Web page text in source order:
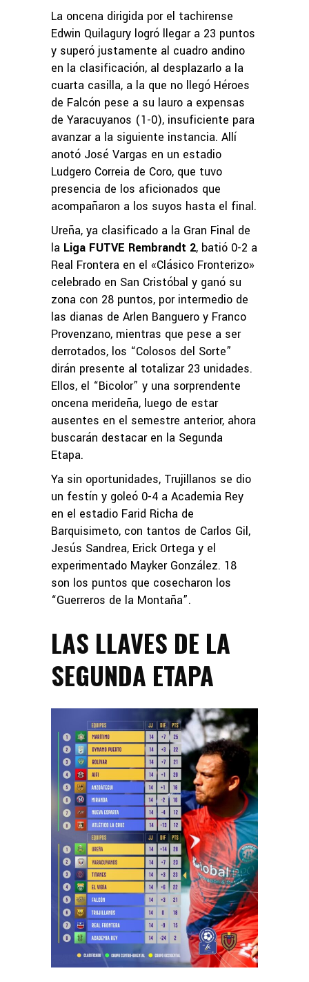
La oncena dirigida por el tachirense
Edwin Quilagury logró llegar a 23 puntos
y superó justamente al cuadro andino
en la clasificación, al desplazarlo a la
cuarta casilla, a la que no llegó Héroes
de Falcón pese a su lauro a expensas
de Yaracuyanos (1-0), insuficiente para
avanzar a la siguiente instancia. Allí
anotó José Vargas en un estadio
Ludgero Correia de Coro, que tuvo
presencia de los aficionados que
acompañaron a los suyos hasta el final.
Ureña, ya clasificado a la Gran Final de
la Liga FUTVE Rembrandt 2, batió 0-2 a
Real Frontera en el «Clásico Fronterizo»
celebrado en San Cristóbal y ganó su
zona con 28 puntos, por intermedio de
las dianas de Arlen Banguero y Franco
Provenzano, mientras que pese a ser
derrotados, los “Colosos del Sorte”
dirán presente al totalizar 23 unidades.
Ellos, el “Bicolor” y una sorprendente
oncena merideña, luego de estar
ausentes en el semestre anterior, ahora
buscarán destacar en la Segunda
Etapa.
Ya sin oportunidades, Trujillanos se dio
un festín y goleó 0-4 a Academia Rey
en el estadio Farid Richa de
Barquisimeto, con tantos de Carlos Gil,
Jesús Sandrea, Erick Ortega y el
experimentado Mayker González. 18
son los puntos que cosecharon los
“Guerreros de la Montaña”.
LAS LLAVES DE LA
SEGUNDA ETAPA